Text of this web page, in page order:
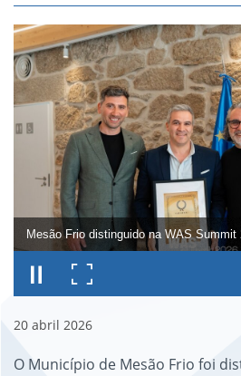
Mesão Frio distinguido na WAS Summit
20 abril 2026
O Município de Mesão Frio foi